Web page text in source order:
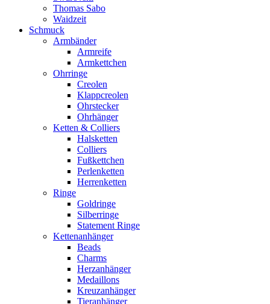
Thomas Sabo
Waidzeit
Schmuck
Armbänder
Armreife
Armkettchen
Ohrringe
Creolen
Klappcreolen
Ohrstecker
Ohrhänger
Ketten & Colliers
Halsketten
Colliers
Fußkettchen
Perlenketten
Herrenketten
Ringe
Goldringe
Silberringe
Statement Ringe
Kettenanhänger
Beads
Charms
Herzanhänger
Medaillons
Kreuzanhänger
Tieranhänger